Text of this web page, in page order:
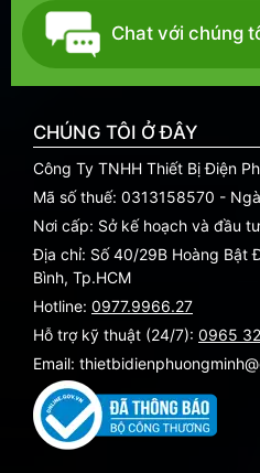
Chat với chúng
CHÚNG TÔI Ở ĐÂY
Công Ty TNHH Thiết Bị Điện
Mã số thuế: 0313158570 -
Nơi cấp: Sở kế hoạch và đầu
Địa chỉ: Số 40/29B Hoàng Bật
Bình, Tp.HCM
Hotline: 0977.9966.27
Hỗ trợ kỹ thuật (24/7): 0965
Email: